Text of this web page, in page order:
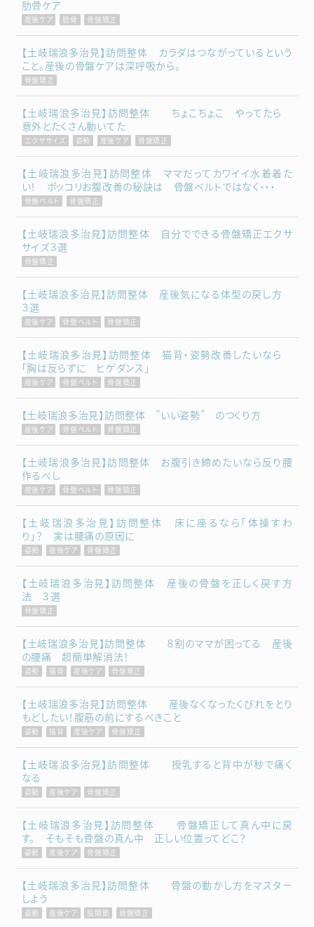
肋骨ケア
産後ケア 肋骨 骨盤矯正
【土岐瑞浪多治見】訪問整体 カラダはつながっているという
こと。産後の骨盤ケアは深呼吸から。
骨盤矯正
【土岐瑞浪多治見】訪問整体 ちょこちょこ やってたら
意外とたくさん動いてた
エクササイズ 姿勢 産後ケア 骨盤矯正
【土岐瑞浪多治見】訪問整体 ママだってカワイイ水着着た
い！ ポッコリお腹改善の秘訣は 骨盤ベルトではなく・・・
骨盤ベルト 骨盤矯正
【土岐瑞浪多治見】訪問整体 自分でできる骨盤矯正エクサ
サイズ３選
骨盤矯正
【土岐瑞浪多治見】訪問整体 産後気になる体型の戻し方
３選
産後ケア 骨盤ベルト 骨盤矯正
【土岐瑞浪多治見】訪問整体 猫背・姿勢改善したいなら
「胸は反らずに ヒゲダンス」
産後ケア 骨盤ベルト 骨盤矯正
【土岐瑞浪多治見】訪問整体 ”いい姿勢” のつくり方
産後ケア 骨盤ベルト 骨盤矯正
【土岐瑞浪多治見】訪問整体 お腹引き締めたいなら反り腰
作るべし
産後ケア 骨盤ベルト 骨盤矯正
【土岐瑞浪多治見】訪問整体 床に座るなら「体操すわ
り」？ 実は腰痛の原因に
姿勢 産後ケア 骨盤矯正
【土岐瑞浪多治見】訪問整体 産後の骨盤を正しく戻す方
法 ３選
骨盤矯正
【土岐瑞浪多治見】訪問整体 ８割のママが困ってる 産後
の腰痛 超簡単解消法！
姿勢 猫背 産後ケア 骨盤矯正
【土岐瑞浪多治見】訪問整体 産後なくなったくびれをとり
もどしたい！腹筋の前にするべきこと
姿勢 猫背 産後ケア 骨盤矯正
【土岐瑞浪多治見】訪問整体 授乳すると背中が秒で痛く
なる
姿勢 産後ケア 骨盤矯正
【土岐瑞浪多治見】訪問整体 骨盤矯正して真ん中に戻
す。 そもそも骨盤の真ん中 正しい位置ってどこ？
姿勢 産後ケア 骨盤矯正
【土岐瑞浪多治見】訪問整体 骨盤の動かし方をマスター
しよう
姿勢 産後ケア 股関節 骨盤矯正